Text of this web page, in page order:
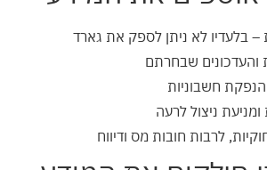
בלעדיו לא ניתן לספק את גארד
והעדכונים שבחרתם
חשבוניות
ניצול לרעה
לרבות חובות מס ודיווח